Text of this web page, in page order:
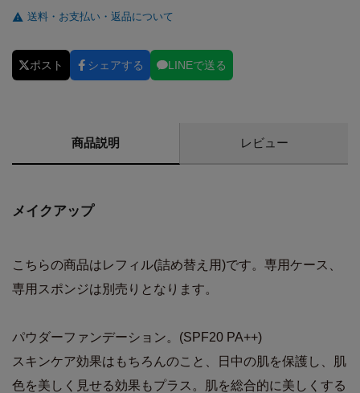
送料・お支払い・返品について
ポスト シェアする LINEで送る
商品説明 レビュー
メイクアップ
こちらの商品はレフィル(詰め替え用)です。専用ケース、
専用スポンジは別売りとなります。
パウダーファンデーション。(SPF20 PA++)
スキンケア効果はもちろんのこと、日中の肌を保護し、肌
色を美しく見せる効果もプラス。肌を総合的に美しくする